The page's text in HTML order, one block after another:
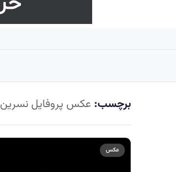
برچسب: عکس پروفایل نسرین
عکس